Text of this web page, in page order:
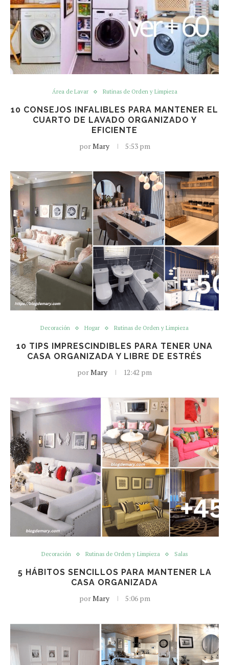
Área de Lavar Rutinas de Orden y Limpieza
10 CONSEJOS INFALIBLES PARA MANTENER EL
CUARTO DE LAVADO ORGANIZADO Y
EFICIENTE
porMary 5:53 pm
Decoración Hogar Rutinas de Orden y Limpieza
10 TIPS IMPRESCINDIBLES PARA TENER UNA
CASA ORGANIZADA Y LIBRE DE ESTRÉS
porMary 12:42 pm
Decoración Rutinas de Orden y Limpieza Salas
5 HÁBITOS SENCILLOS PARA MANTENER LA
CASA ORGANIZADA
porMary 5:06 pm